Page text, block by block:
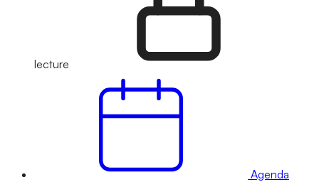
lecture
Agenda